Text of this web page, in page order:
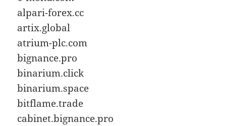
alpari-forex.cc
artix.global
atrium-plc.com
bignance.pro
binarium.click
binarium.space
bitflame.trade
cabinet.bignance.pro